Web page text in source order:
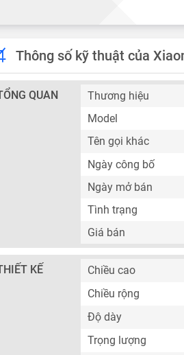
Thông số kỹ thuật của
QUAN Thương hiệu
Model
Tên gọi khác
Ngày công bố
Ngày mở bán
Tình trạng
Giá bán
KẾ Chiều cao
Chiều rộng
Độ dày
Trọng lượng